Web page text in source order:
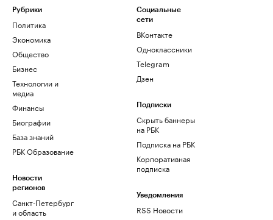
Рубрики
Политика
Экономика
Общество
Бизнес
Технологии и
медиа
Финансы
Биографии
База знаний
РБК Образование
Новости
регионов
Санкт-Петербург
и область
Социальные
сети
ВКонтакте
Одноклассники
Telegram
Дзен
Подписки
Скрыть баннеры
на РБК
Подписка на РБК
Корпоративная
подписка
Уведомления
RSS Новости